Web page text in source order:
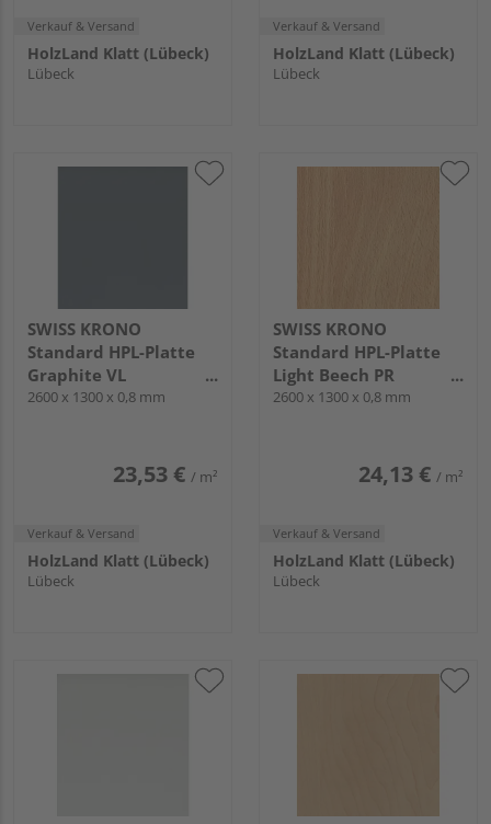
Verkauf & Versand
HolzLand Klatt (Lübeck)
Lübeck
Verkauf & Versand
HolzLand Klatt (Lübeck)
Lübeck
SWISS KRONO
Standard HPL-Platte
Graphite VL
2600x1300x0.8mm
2600 x 1300 x 0,8 mm
23,53 € / m²
Verkauf & Versand
HolzLand Klatt (Lübeck)
Lübeck
SWISS KRONO
Standard HPL-Platte
Light Beech PR
2600x1300x0.8mm
2600 x 1300 x 0,8 mm
24,13 € / m²
Verkauf & Versand
HolzLand Klatt (Lübeck)
Lübeck